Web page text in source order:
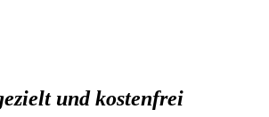
und kostenfrei